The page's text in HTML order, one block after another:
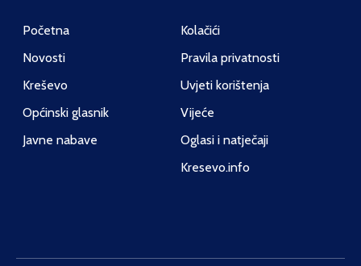
Početna
Novosti
Kreševo
Općinski glasnik
Javne nabave
Kolačići
Pravila privatnosti
Uvjeti korištenja
Vijeće
Oglasi i natječaji
Kresevo.info